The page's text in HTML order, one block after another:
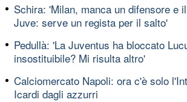
Schira: 'Milan, manca un difensore e
Juve: serve un regista per il salto'
Pedullà: 'La Juventus ha bloccato
insostituibile? Mi risulta altro'
Calciomercato Napoli: ora c'è solo
Icardi dagli azzurri